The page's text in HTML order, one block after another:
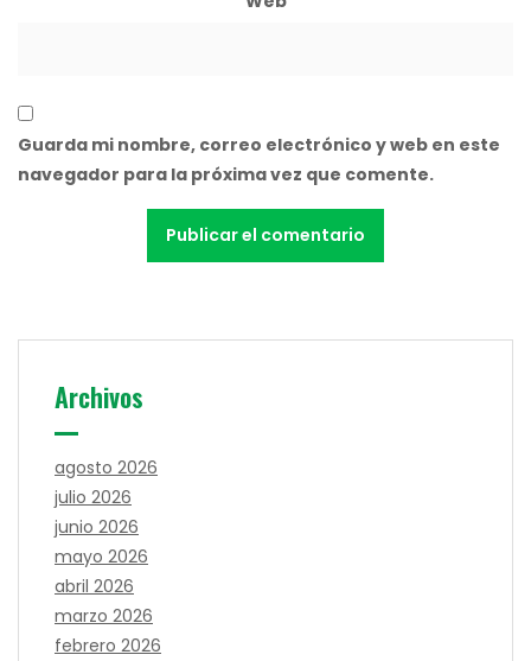
Guarda mi nombre, correo electrónico y web en este
navegador para la próxima vez que comente.
Archivos
agosto 2026
julio 2026
junio 2026
mayo 2026
abril 2026
marzo 2026
febrero 2026